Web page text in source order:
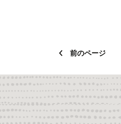
前のページ